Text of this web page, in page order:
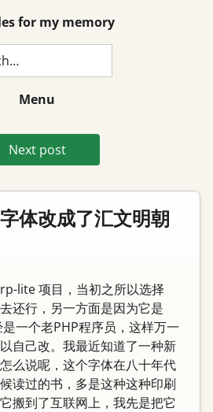
for my memory
Menu
Next post
体改成了汇文明朝
lite 项目，当初之所以选择
还行，另一方面是因为它是
一个老PHP程序员，这样万一
自己改。我最近知道了一种新
么说呢，这个字体在八十年代
读过的书，多是这种这种印刷
搬到了互联网上，我先是把它